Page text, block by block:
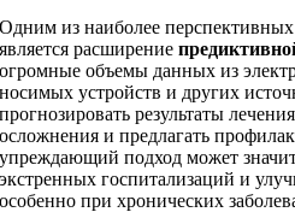
Одним из наиболее
является расширение
огромные объемы данных из
носимых устройств и других
прогнозировать результаты
осложнения и предлагать
упреждающий подход может
экстренных госпитализаций и
особенно при хронических